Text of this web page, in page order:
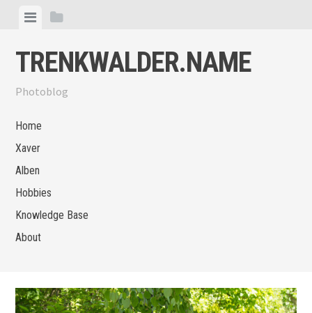
content
ViewView
TRENKWALDER.NAME
Photoblog
Home
Xaver
Alben
Hobbies
Knowledge Base
About